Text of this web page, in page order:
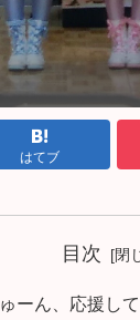
はてブ
目次
ーん、応援して